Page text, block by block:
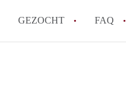
GEZOCHT FAQ